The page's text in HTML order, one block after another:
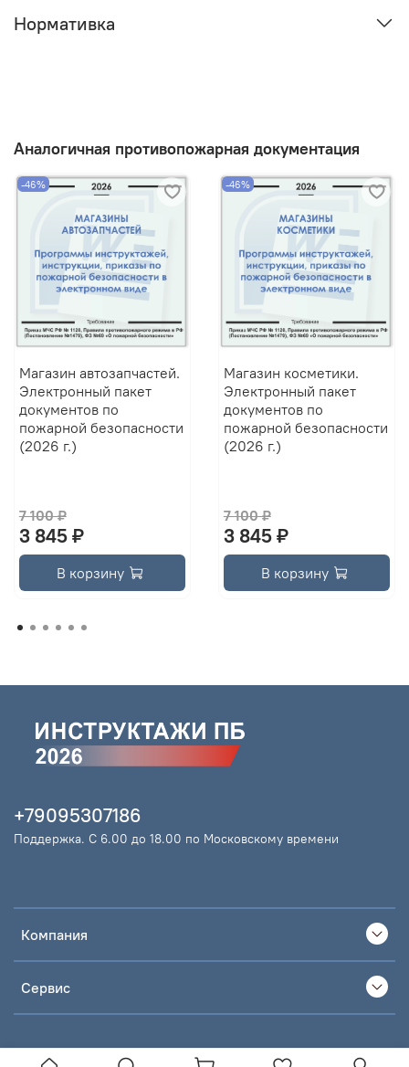
Нормативка
Аналогичная противопожарная документация
-46%
Магазин автозапчастей.
Электронный пакет
документов по
пожарной безопасности
(2026 г.)
7 100 ₽
3 845 ₽
В корзину
-46%
Магазин косметики.
Электронный пакет
документов по
пожарной безопасности
(2026 г.)
7 100 ₽
3 845 ₽
В корзину
Компания
Сервис
+79095307186
Поддержка. С 6.00 до 18.00 по Московскому времени